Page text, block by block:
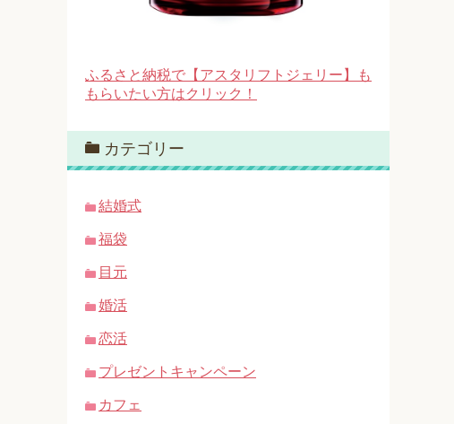
ふるさと納税で【アスタリフトジェリー】も
もらいたい方はクリック！
カテゴリー
結婚式
福袋
目元
婚活
恋活
プレゼントキャンペーン
カフェ